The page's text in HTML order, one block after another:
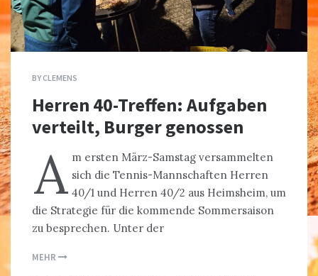
BYCLEMENS
Herren 40-Treffen: Aufgaben
verteilt, Burger genossen
A m ersten März-Samstag versammelten
sich die Tennis-Mannschaften Herren
40/1 und Herren 40/2 aus Heimsheim, um
die Strategie für die kommende Sommersaison
zu besprechen. Unter der
MEHR